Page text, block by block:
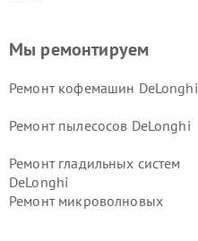
Мы ремонтируем
Ремонт кофемашин DeLonghi
Ремонт пылесосов DeLonghi
Ремонт гладильных систем
DeLonghi
Ремонт микроволновых